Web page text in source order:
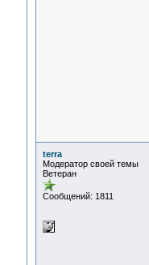
terra
Модератор своей темы
Ветеран
Сообщений: 1811